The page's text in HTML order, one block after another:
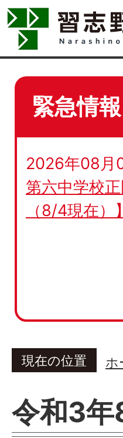
緊急情報
2026年08月
第六中学校
（8/4現在）】
現在の位置 ホ
令和3年